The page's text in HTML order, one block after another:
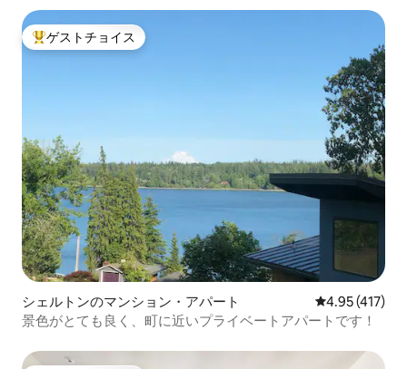
大好評のゲストチョイスです。
ゲストチョイス
シェルトンのマンション・アパート レビュー417
4.95 (417)
景色がとても良く、町に近いプライベートアパートです！